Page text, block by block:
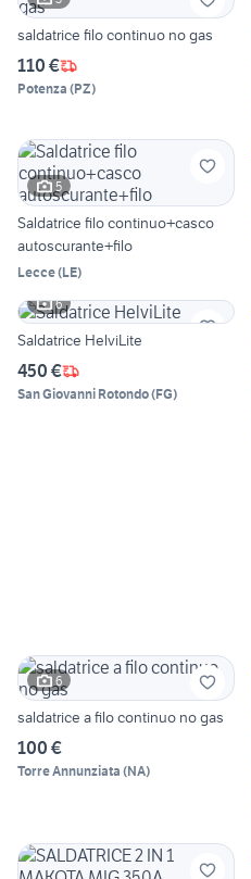
saldatrice filo continuo no gas
110 €
Potenza (PZ)
5
Saldatrice filo continuo+casco
autoscurante+filo
Lecce(LE)
6
Saldatrice HelviLite
450 €
San Giovanni Rotondo(FG)
6
saldatrice a filo continuo no gas
100 €
Torre Annunziata (NA)